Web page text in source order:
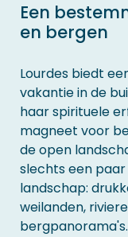
Een
en bergen
Lourdes biedt
vakantie in de
haar spirituele
magneet voor
de open
slechts een
landschap:
weilanden,
bergpanorama's.